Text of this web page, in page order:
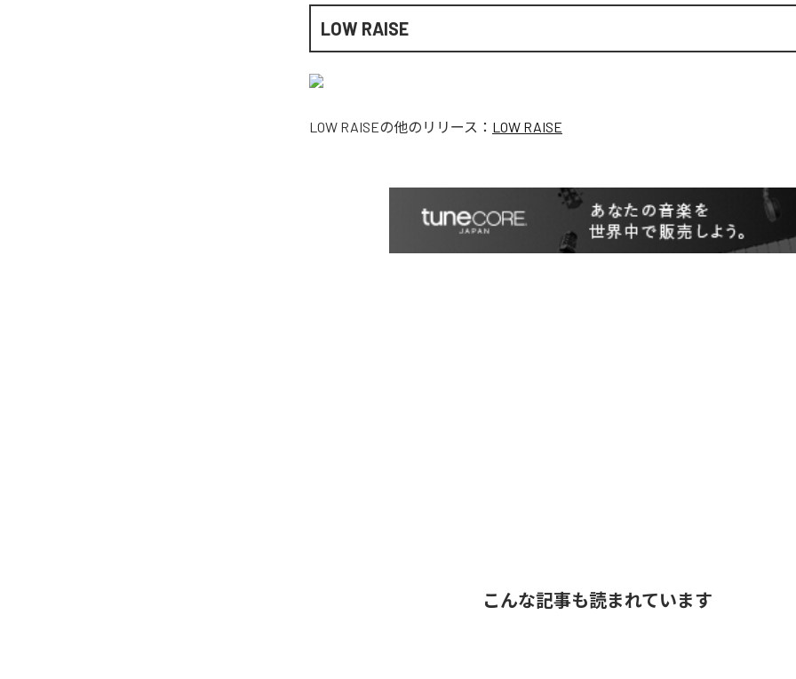
LOW RAISE
LOW RAISEの他のリリース： LOW RAISE
こんな記事も読まれています